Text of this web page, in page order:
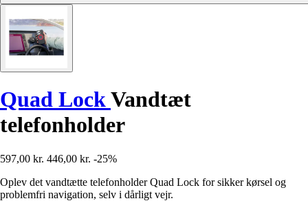
Quad LockVandtæt
telefonholder
597,00 kr. 446,00 kr. -25%
Oplev det vandtætte telefonholder Quad Lock for sikker kørsel og
problemfri navigation, selv i dårligt vejr.